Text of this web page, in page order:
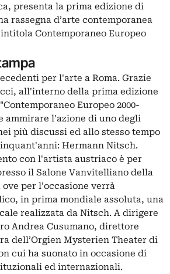
presenta la prima edizione di
rassegna d’arte contemporanea
Contemporaneo Europeo
per l'arte a Roma. Grazie
all'interno della prima edizione
Europeo 2000-
ammirare l'azione di uno degli
più discussi ed allo stesso tempo
Hermann Nitsch.
con l'artista austriaco è per
il Salone Vanvitelliano della
per l'occasione verrà
in prima mondiale assoluta, una
realizzata da Nitsch. A dirigere
Andrea Cusumano, direttore
dell’Orgien Mysterien Theater di
cui ha suonato in occasione di
ed internazionali.